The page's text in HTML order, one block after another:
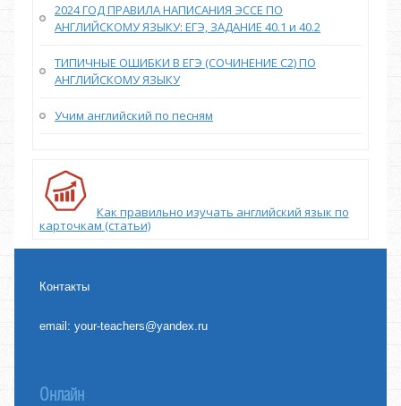
2024 ГОД ПРАВИЛА НАПИСАНИЯ ЭССЕ ПО
АНГЛИЙСКОМУ ЯЗЫКУ: ЕГЭ, ЗАДАНИЕ 40.1 и 40.2
ТИПИЧНЫЕ ОШИБКИ В ЕГЭ (СОЧИНЕНИЕ С2) ПО
АНГЛИЙСКОМУ ЯЗЫКУ
Учим английский по песням
Как правильно изучать английский язык по
карточкам (статьи)
Контакты
email:your-teachers@yandex.ru
Онлайн